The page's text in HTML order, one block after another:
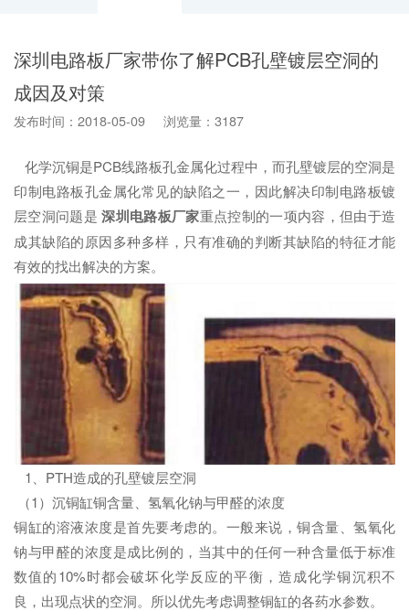
深圳电路板厂家带你了解PCB孔壁镀层空洞的
成因及对策
发布时间：2018-05-09 浏览量：3187
化学沉铜是PCB线路板孔金属化过程中，而孔壁镀层的空洞是
印制电路板孔金属化常见的缺陷之一，因此解决印制电路板镀
层空洞问题是深圳电路板厂家重点控制的一项内容，但由于造
成其缺陷的原因多种多样，只有准确的判断其缺陷的特征才能
有效的找出解决的方案。
1、PTH造成的孔壁镀层空洞
（1）沉铜缸铜含量、氢氧化钠与甲醛的浓度
铜缸的溶液浓度是首先要考虑的。一般来说，铜含量、氢氧化
钠与甲醛的浓度是成比例的，当其中的任何一种含量低于标准
数值的10%时都会破坏化学反应的平衡，造成化学铜沉积不
良，出现点状的空洞。所以优先考虑调整铜缸的各药水参数。